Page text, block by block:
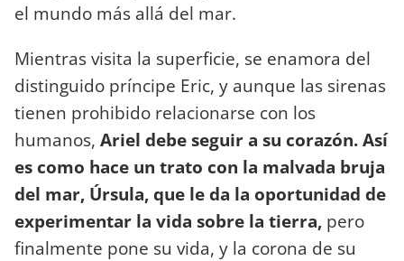
el mundo más allá del mar.
Mientras visita la superficie, se enamora del
distinguido príncipe Eric, y aunque las sirenas
tienen prohibido relacionarse con los
humanos, Ariel debe seguir a su corazón. Así
es como hace un trato con la malvada bruja
del mar, Úrsula, que le da la oportunidad de
experimentar la vida sobre la tierra, pero
finalmente pone su vida, y la corona de su